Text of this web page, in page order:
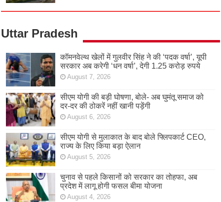
Uttar Pradesh
कॉमनवेल्थ खेलों में गुलवीर सिंह ने की ‘पदक वर्षा’, यूपी
सरकार अब करेगी ‘धन वर्षा’, देगी 1.25 करोड़ रुपये
August 7, 2026
सीएम योगी की बड़ी घोषणा, बोले- अब घुमंतू समाज को
दर-दर की ठोकरें नहीं खानी पड़ेंगी
August 6, 2026
सीएम योगी से मुलाकात के बाद बोले फ्लिपकार्ट CEO,
राज्य के लिए किया बड़ा ऐलान
August 5, 2026
चुनाव से पहले किसानों को सरकार का तोहफा, अब
प्रदेश में लागू होगी फसल बीमा योजना
August 4, 2026